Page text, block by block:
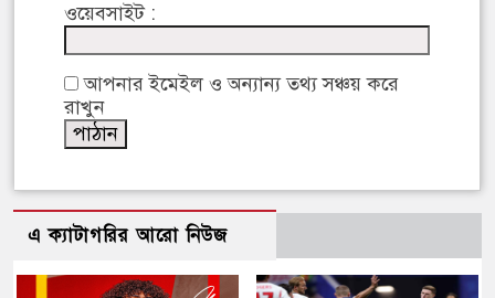
ওয়েবসাইট :
আপনার ইমেইল ও অন্যান্য তথ্য সঞ্চয় করে
রাখুন
এ ক্যাটাগরির আরো নিউজ